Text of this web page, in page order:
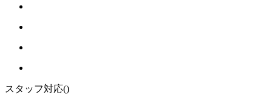
スタッフ対応()